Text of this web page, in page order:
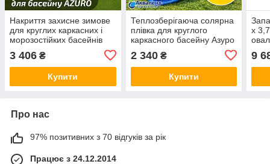
Накриття захисне зимове
для круглих каркасних і
морозостійких басейнів
3 406 ₴
Купити
Теплозберігаюча солярна
плівка для круглого
каркасного басейну Азуро
накриття
2 340₴
Купити
х
9
Про нас
97% позитивних з 70 відгуків за рік
Працює з 24.12.2014